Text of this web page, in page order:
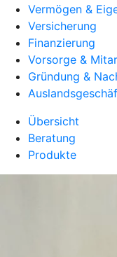
Vermögen &
Versicherung
Finanzierung
Vorsorge &
Gründung &
Übersicht
Beratung
Produkte